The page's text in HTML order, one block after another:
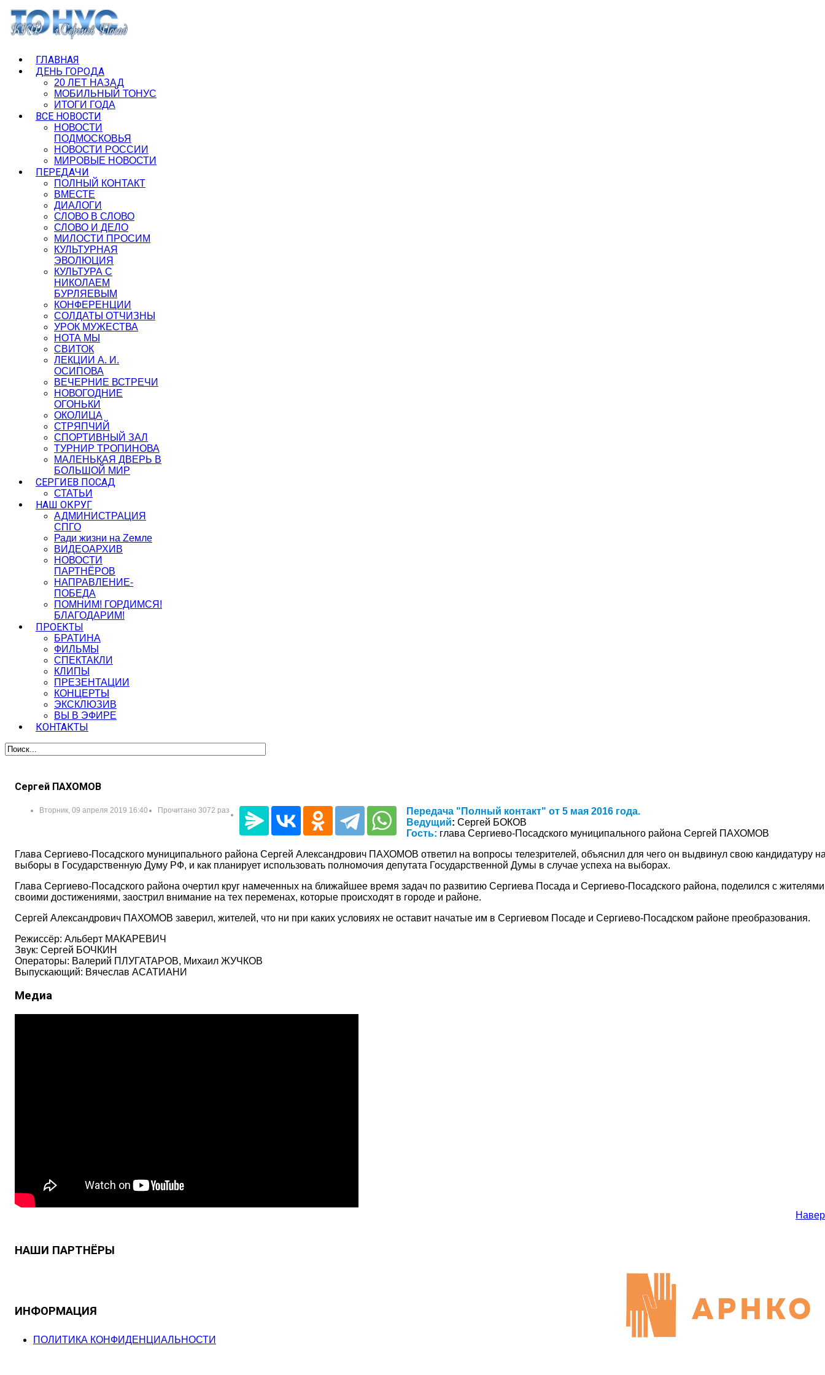
ГЛАВНАЯ
ДЕНЬ ГОРОДА
20 ЛЕТ НАЗАД
МОБИЛЬНЫЙ ТОНУС
ИТОГИ ГОДА
ВСЕ НОВОСТИ
НОВОСТИ
ПОДМОСКОВЬЯ
НОВОСТИ РОССИИ
МИРОВЫЕ НОВОСТИ
ПЕРЕДАЧИ
ПОЛНЫЙ КОНТАКТ
ВМЕСТЕ
ДИАЛОГИ
СЛОВО В СЛОВО
СЛОВО И ДЕЛО
МИЛОСТИ ПРОСИМ
КУЛЬТУРНАЯ
ЭВОЛЮЦИЯ
КУЛЬТУРА С
НИКОЛАЕМ
БУРЛЯЕВЫМ
КОНФЕРЕНЦИИ
СОЛДАТЫ ОТЧИЗНЫ
УРОК МУЖЕСТВА
НОТА МЫ
СВИТОК
ЛЕКЦИИ А. И.
ОСИПОВА
ВЕЧЕРНИЕ ВСТРЕЧИ
НОВОГОДНИЕ
ОГОНЬКИ
ОКОЛИЦА
СТРЯПЧИЙ
СПОРТИВНЫЙ ЗАЛ
ТУРНИР ТРОПИНОВА
МАЛЕНЬКАЯ ДВЕРЬ В
БОЛЬШОЙ МИР
СЕРГИЕВ ПОСАД
СТАТЬИ
НАШ ОКРУГ
АДМИНИСТРАЦИЯ
СПГО
Ради жизни на Zемле
ВИДЕОАРХИВ
НОВОСТИ
ПАРТНЁРОВ
НАПРАВЛЕНИЕ-
ПОБЕДА
ПОМНИМ! ГОРДИМСЯ!
БЛАГОДАРИМ!
ПРОЕКТЫ
БРАТИНА
ФИЛЬМЫ
СПЕКТАКЛИ
КЛИПЫ
ПРЕЗЕНТАЦИИ
КОНЦЕРТЫ
ЭКСКЛЮЗИВ
ВЫ В ЭФИРЕ
КОНТАКТЫ
Сергей ПАХОМОВ
Вторник, 09 апреля 2019 16:40 Прочитано 3072 раз
Передача "Полный контакт" от 5 мая 2016 года.
Ведущий: Сергей БОКОВ
Гость: глава Сергиево-Посадского муниципального района Сергей ПАХОМОВ
Глава Сергиево-Посадского муниципального района Сергей Александрович ПАХОМОВ ответил на вопросы телезрителей, объяснил для чего он выдвинул свою кандидатуру
выборы в Государственную Думу РФ, и как планирует использовать полномочия депутата Государственной Думы в случае успеха на выборах.
Глава Сергиево-Посадского района очертил круг намеченных на ближайшее время задач по развитию Сергиева Посада и Сергиево-Посадского района, поделился с жителями
своими достижениями, заострил внимание на тех переменах, которые происходят в городе и районе.
Сергей Александрович ПАХОМОВ заверил, жителей, что ни при каких условиях не оставит начатые им в Сергиевом Посаде и Сергиево-Посадском районе преобразования.
Режиссёр: Альберт МАКАРЕВИЧ
Звук: Сергей БОЧКИН
Операторы: Валерий ПЛУГАТАРОВ, Михаил ЖУЧКОВ
Выпускающий: Вячеслав АСАТИАНИ
Медиа
НАШИ ПАРТНЁРЫ
ИНФОРМАЦИЯ
ПОЛИТИКА КОНФИДЕНЦИАЛЬНОСТИ